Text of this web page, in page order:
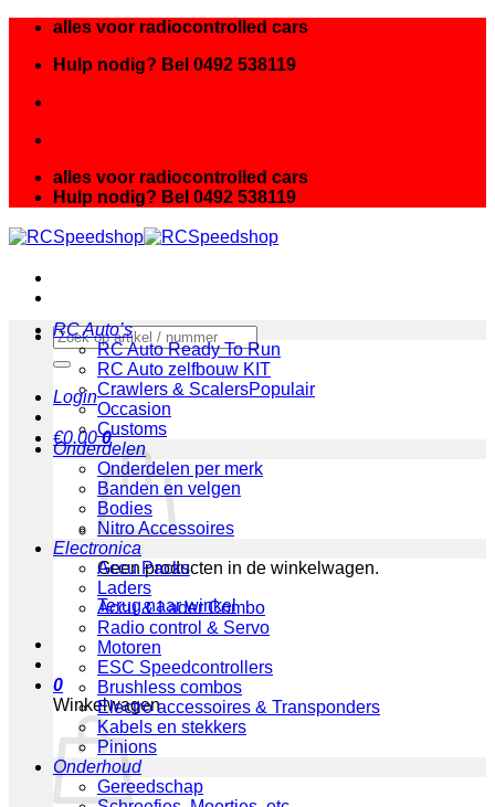
inhoud
alles voor radiocontrolled cars
Hulp nodig? Bel 0492 538119
alles voor radiocontrolled cars
Hulp nodig? Bel 0492 538119
Zoeken
naar:
Login
€0.00 0
Geen producten in de winkelwagen.
Terug naar winkel
0
Winkelwagen
RC Auto’s
RC Auto Ready To Run
RC Auto zelfbouw KIT
Crawlers & Scalers
Occasion
Customs
Onderdelen
Onderdelen per merk
Banden en velgen
Bodies
Nitro Accessoires
Electronica
Accu Packs
Laders
Accu & Lader Combo
Radio control & Servo
Motoren
ESC Speedcontrollers
Brushless combos
Electro accessoires & Transponders
Kabels en stekkers
Pinions
Onderhoud
Gereedschap